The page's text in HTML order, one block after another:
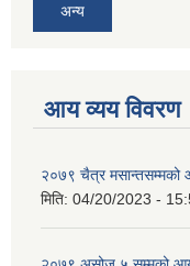
अन्य
आय व्यय विवरण
२०७९ चैत्र मसान्तसम्मको
मिति: 04/20/2023 -